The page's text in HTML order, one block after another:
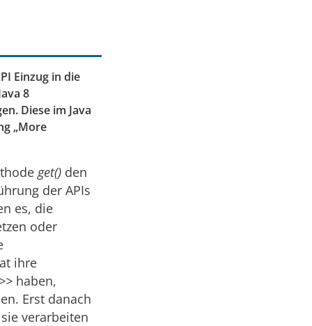
Einzug in die
8
Diese im Java
„More
get() den
der APIs
es, die
oder
ihre
haben,
Erst danach
verarbeiten